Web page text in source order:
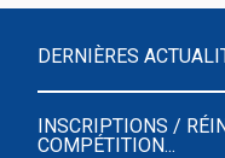
DERNIÈRES
INSCRIPTIONS /
COMPÉTITION...